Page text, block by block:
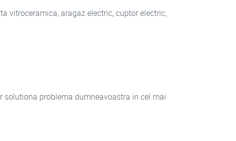
vitroceramica, aragaz electric, cuptor electric,
problema dumneavoastra in cel mai